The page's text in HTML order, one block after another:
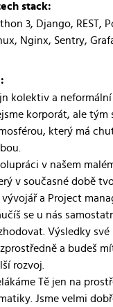
stack:
3, Django, REST,
Nginx, Sentry,
kolektiv a
korporát, ale tým
který má
v našem
v současné době
vývojář a Project
se u nás
Výsledky své
a budeš
rozvoj.
Tě jen na
Jsme velmi